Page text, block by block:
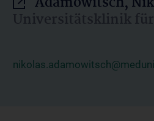
Universitätsklinik